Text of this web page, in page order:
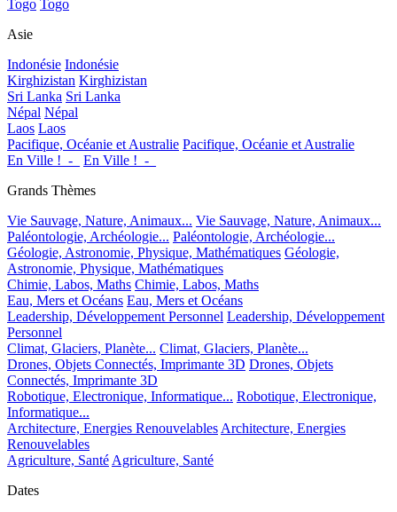
Togo Togo
Asie
Indonésie Indonésie
Kirghizistan Kirghizistan
Sri Lanka Sri Lanka
Népal Népal
Laos Laos
Pacifique, Océanie et Australie Pacifique, Océanie et Australie
En Ville !_-_
En Ville !_-_
Grands Thèmes
Vie Sauvage, Nature, Animaux... Vie Sauvage, Nature, Animaux...
Paléontologie, Archéologie... Paléontologie, Archéologie...
Géologie, Astronomie, Physique, Mathématiques Géologie,
Astronomie, Physique, Mathématiques
Chimie, Labos, Maths Chimie, Labos, Maths
Eau, Mers et Océans Eau, Mers et Océans
Leadership, Développement Personnel Leadership, Développement
Personnel
Climat, Glaciers, Planète... Climat, Glaciers, Planète...
Drones, Objets Connectés, Imprimante 3D Drones, Objets
Connectés, Imprimante 3D
Robotique, Electronique, Informatique... Robotique, Electronique,
Informatique...
Architecture, Energies RenouvelablesArchitecture, Energies
Renouvelables
Agriculture, SantéAgriculture, Santé
Dates